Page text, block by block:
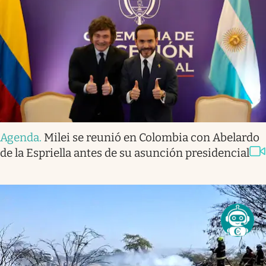
Agenda. Milei se reunió en Colombia con Abelardo
de la Espriella antes de su asunción presidencial